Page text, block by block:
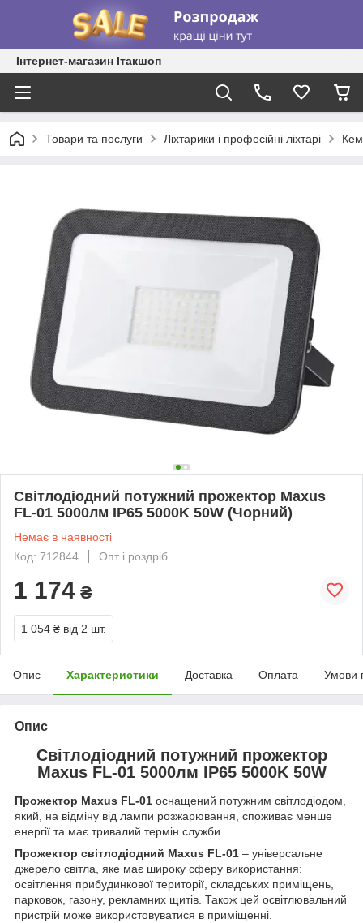
Інтернет-магазин Ітакшоп
Товари та послуги Ліхтарики і професійні ліхтарі
Світлодіодний потужний прожектор Maxus
FL-01 5000лм IP65 5000K 50W (Чорний)
Немає в наявності
Код: 712844
Опт і роздріб
1 174 ₴
1 054 ₴ від 2 шт.
Опис Характеристики Доставка Оплата Умови
Опис
Світлодіодний потужний прожектор
Maxus FL-01 5000лм IP65 5000K 50W
Прожектор Maxus FL-01 оснащений потужним світлодіодом,
який, на відміну від лампи розжарювання, споживає менше
енергії та має тривалий термін служби.
Прожектор світлодіодний Maxus FL-01 – універсальне
джерело світла, яке має широку сферу використання:
освітлення прибудинкової території, складських приміщень,
парковок, газону, рекламних щитів. Також цей освітлювальний
пристрій може використовуватися в приміщенні.